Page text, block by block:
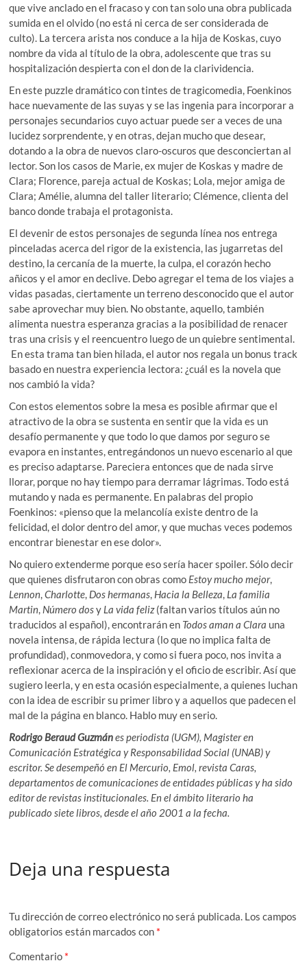
que vive anclado en el fracaso y con tan solo una obra publicada
sumida en el olvido (no está ni cerca de ser considerada de
culto). La tercera arista nos conduce a la hija de Koskas, cuyo
nombre da vida al título de la obra, adolescente que tras su
hospitalización despierta con el don de la clarividencia.
En este puzzle dramático con tintes de tragicomedia, Foenkinos
hace nuevamente de las suyas y se las ingenia para incorporar a
personajes secundarios cuyo actuar puede ser a veces de una
lucidez sorprendente, y en otras, dejan mucho que desear,
dotando a la obra de nuevos claro-oscuros que desconciertan al
lector. Son los casos de Marie, ex mujer de Koskas y madre de
Clara; Florence, pareja actual de Koskas; Lola, mejor amiga de
Clara; Amélie, alumna del taller literario; Clémence, clienta del
banco donde trabaja el protagonista.
El devenir de estos personajes de segunda línea nos entrega
pinceladas acerca del rigor de la existencia, las jugarretas del
destino, la cercanía de la muerte, la culpa, el corazón hecho
añicos y el amor en declive. Debo agregar el tema de los viajes a
vidas pasadas, ciertamente un terreno desconocido que el autor
sabe aprovechar muy bien. No obstante, aquello, también
alimenta nuestra esperanza gracias a la posibilidad de renacer
tras una crisis y el reencuentro luego de un quiebre sentimental.
En esta trama tan bien hilada, el autor nos regala un bonus track
basado en nuestra experiencia lectora: ¿cuál es la novela que
nos cambió la vida?
Con estos elementos sobre la mesa es posible afirmar que el
atractivo de la obra se sustenta en sentir que la vida es un
desafío permanente y que todo lo que damos por seguro se
evapora en instantes, entregándonos un nuevo escenario al que
es preciso adaptarse. Pareciera entonces que de nada sirve
llorar, porque no hay tiempo para derramar lágrimas. Todo está
mutando y nada es permanente. En palabras del propio
Foenkinos: «pienso que la melancolía existe dentro de la
felicidad, el dolor dentro del amor, y que muchas veces podemos
encontrar bienestar en ese dolor».
No quiero extenderme porque eso sería hacer spoiler. Sólo decir
que quienes disfrutaron con obras como Estoy mucho mejor,
Lennon,Charlotte, Dos hermanas, Hacia la Belleza, La familia
Martin, Número dosy La vida feliz(faltan varios títulos aún no
traducidos al español), encontrarán en Todos aman a Clara una
novela intensa, de rápida lectura (lo que no implica falta de
profundidad), conmovedora, y como si fuera poco, nos invita a
reflexionar acerca de la inspiración y el oficio de escribir. Así que
sugiero leerla, y en esta ocasión especialmente, a quienes luchan
con la idea de escribir su primer libro y a aquellos que padecen el
mal de la página en blanco. Hablo muy en serio.
Rodrigo Beraud Guzmánes periodista (UGM), Magister en
Comunicación Estratégica y Responsabilidad Social (UNAB) y
escritor. Se desempeñó en El Mercurio, Emol, revista Caras,
departamentos de comunicaciones de entidades públicas y ha sido
editor de revistas institucionales. En el ámbito literario ha
publicado siete libros, desde el año 2001 a la fecha.
Deja una respuesta
Tu dirección de correo electrónico no será publicada. Los campos
obligatorios están marcados con *
Comentario *